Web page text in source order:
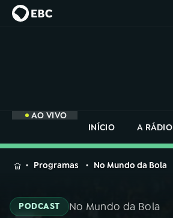
AO VIVO
INÍCIO
A RÁDIO
MENU
na
Rádio
Programas No Mundo da Bola
PODCAST No Mundo da Bola